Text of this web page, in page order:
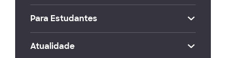
Para Estudantes
Atualidade